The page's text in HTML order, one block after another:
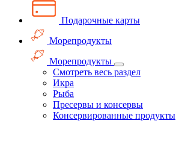
Подарочные карты
Морепродукты
Морепродукты
Смотреть весь раздел
Икра
Рыба
Пресервы и консервы
Консервированные продукты